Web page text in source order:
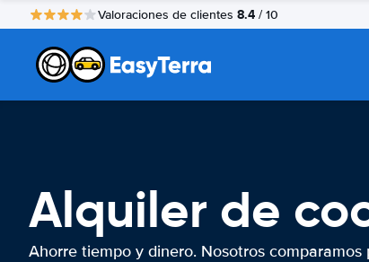
Valoraciones de clientes 8.4 / 10
Alquiler de
Ahorre tiempo y dinero. Nosotros comparamos